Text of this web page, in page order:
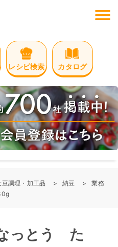
レシピ検索 カタログ
豆調理・加工品 納豆
業務
っとう た